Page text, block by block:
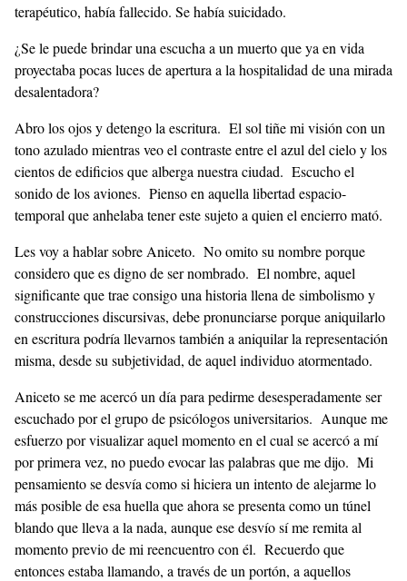
terapéutico, había fallecido. Se había suicidado.
¿Se le puede brindar una escucha a un muerto que ya en vida
proyectaba pocas luces de apertura a la hospitalidad de una mirada
desalentadora?
Abro los ojos y detengo la escritura. El sol tiñe mi visión con un
tono azulado mientras veo el contraste entre el azul del cielo y los
cientos de edificios que alberga nuestra ciudad. Escucho el
sonido de los aviones. Pienso en aquella libertad espacio-
temporal que anhelaba tener este sujeto a quien el encierro mató.
Les voy a hablar sobre Aniceto. No omito su nombre porque
considero que es digno de ser nombrado. El nombre, aquel
significante que trae consigo una historia llena de simbolismo y
construcciones discursivas, debe pronunciarse porque aniquilarlo
en escritura podría llevarnos también a aniquilar la representación
misma, desde su subjetividad, de aquel individuo atormentado.
Aniceto se me acercó un día para pedirme desesperadamente ser
escuchado por el grupo de psicólogos universitarios. Aunque me
esfuerzo por visualizar aquel momento en el cual se acercó a mí
por primera vez, no puedo evocar las palabras que me dijo. Mi
pensamiento se desvía como si hiciera un intento de alejarme lo
más posible de esa huella que ahora se presenta como un túnel
blando que lleva a la nada, aunque ese desvío sí me remita al
momento previo de mi reencuentro con él. Recuerdo que
entonces estaba llamando, a través de un portón, a aquellos